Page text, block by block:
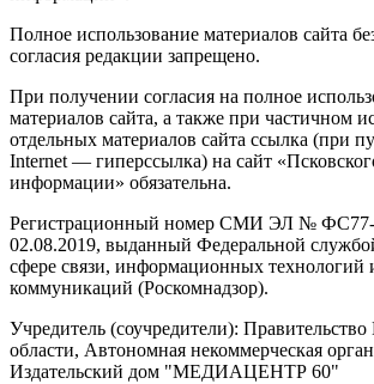
Полное использование материалов сайта
согласия редакции запрещено.
При получении согласия на полное
материалов сайта, а также при частичном
отдельных материалов сайта ссылка (при
Internet — гиперссылка) на сайт
информации» обязательна.
Регистрационный номер СМИ ЭЛ № ФС77-
02.08.2019, выданный Федеральной
сфере связи, информационных технологий
коммуникаций (Роскомнадзор).
Учредитель (соучредители): Правительство
области, Автономная некоммерческая
Издательский дом "МЕДИАЦЕНТР 60"